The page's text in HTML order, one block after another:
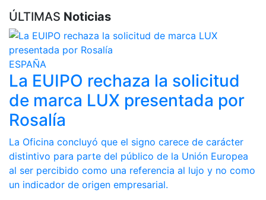
ÚLTIMAS Noticias
ESPAÑA
La EUIPO rechaza la solicitud
de marca LUX presentada por
Rosalía
La Oficina concluyó que el signo carece de carácter
distintivo para parte del público de la Unión Europea
al ser percibido como una referencia al lujo y no como
un indicador de origen empresarial.